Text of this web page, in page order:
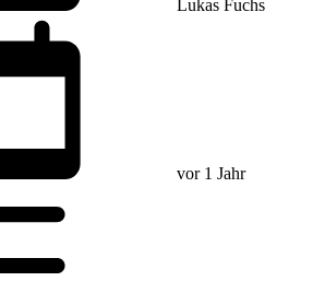
Lukas Fuchs
vor 1 Jahr